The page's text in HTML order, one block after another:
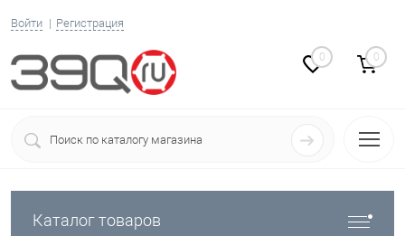
Войти Регистрация
0 0
Каталог товаров